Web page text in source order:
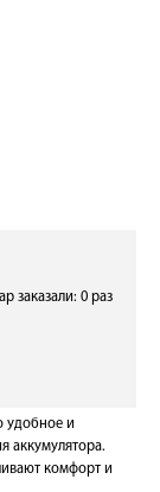
заказали: 0 раз
удобное и
аккумулятора.
комфорт и